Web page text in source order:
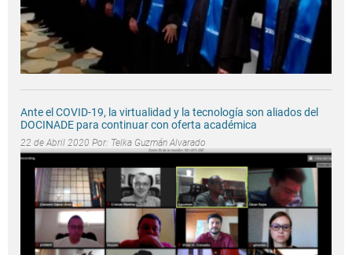
Ante el COVID-19, la virtualidad y la tecnología son aliados del
DOCINADE para continuar con oferta académica
22 de Abril 2020 Por: Telka Guzmán Alvarado